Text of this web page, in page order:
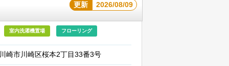
更新 2026/08/09
室内洗濯機置場 フローリング
崎市川崎区桜本2丁目33番3号